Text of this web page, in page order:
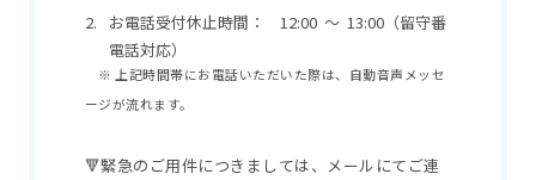
お電話受付休止時間： 12:00 ～ 13:00（留守番
電話対応）
※ 上記時間帯にお電話いただいた際は、自動音声メッセ
ージが流れます。
🔻緊急のご用件につきましては、メールにてご連